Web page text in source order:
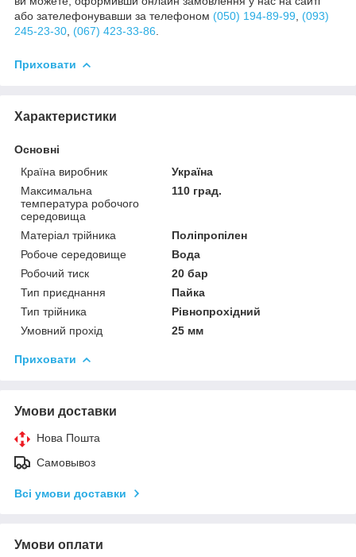
або зателефонувавши за телефоном (050) 194-89-99
(093)
245-23-30 (067) 423-33-86
Приховати
Характеристики
Основні
Країна виробник
Україна
Максимальна
температура робочого
середовища
110 град.
Матеріал трійника
Поліпропілен
Робоче середовище
Вода
Робочий тиск
20 бар
Тип приєднання
Пайка
Тип трійника
Рівнопрохідний
Умовний прохід
25 мм
Приховати
Умови доставки
Нова Пошта
Самовывоз
Всі умови доставки
Умови оплати